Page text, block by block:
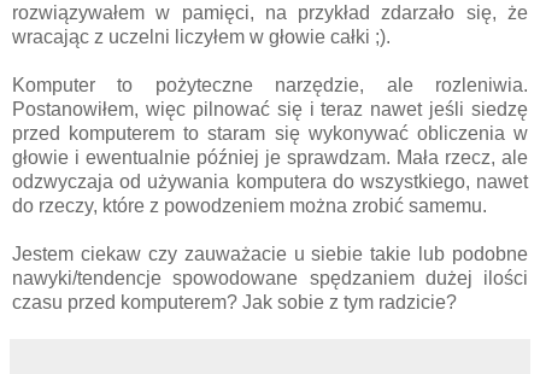
rozwiązywałem w pamięci, na przykład zdarzało się, że
wracając z uczelni liczyłem w głowie całki ;).
Komputer to pożyteczne narzędzie, ale rozleniwia.
Postanowiłem, więc pilnować się i teraz nawet jeśli siedzę
przed komputerem to staram się wykonywać obliczenia w
głowie i ewentualnie później je sprawdzam. Mała rzecz, ale
odzwyczaja od używania komputera do wszystkiego, nawet
do rzeczy, które z powodzeniem można zrobić samemu.
Jestem ciekaw czy zauważacie u siebie takie lub podobne
nawyki/tendencje spowodowane spędzaniem dużej ilości
czasu przed komputerem? Jak sobie z tym radzicie?